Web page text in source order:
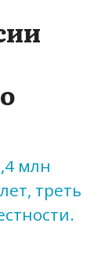
млн
треть